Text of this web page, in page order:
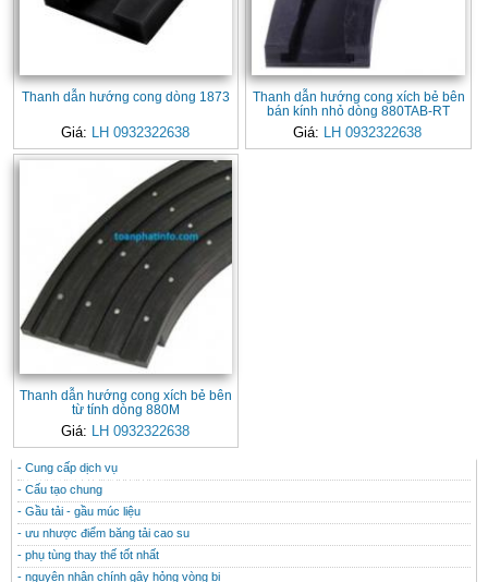
Thanh dẫn hướng cong dòng 1873
Giá: LH 0932322638
Thanh dẫn hướng cong xích bẻ bên
bán kính nhỏ dòng 880TAB-RT
Giá: LH 0932322638
Thanh dẫn hướng cong xích bẻ bên
từ tính dòng 880M
Giá: LH 0932322638
CONTACT
THÔNG TIN HỮU ÍCH
- Cung cấp dịch vụ
- Cấu tạo chung
- Gầu tải - gầu múc liệu
- ưu nhược điểm băng tải cao su
- phụ tùng thay thế tốt nhất
- nguyên nhân chính gây hỏng vòng bi